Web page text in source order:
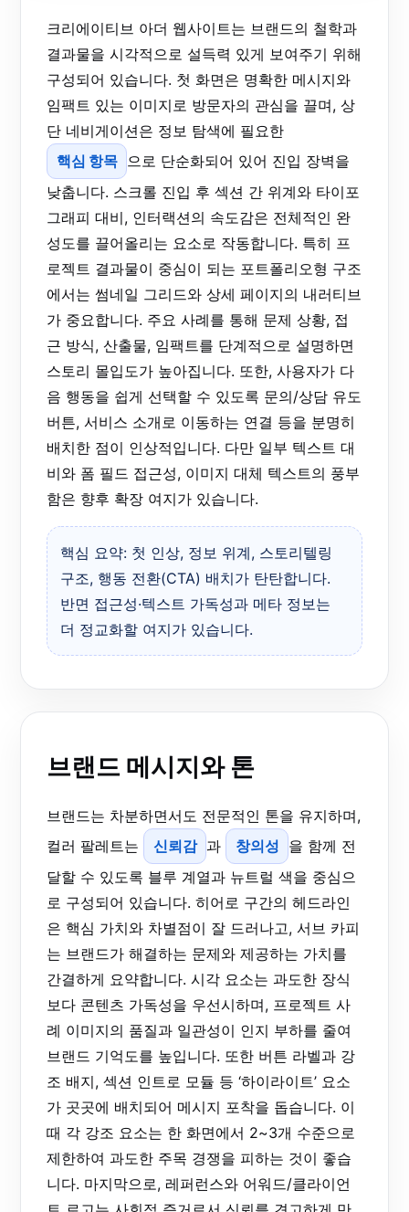
크리에이티브 아더 웹사이트는 브랜드의 철학과
결과물을 시각적으로 설득력 있게 보여주기 위해
구성되어 있습니다. 첫 화면은 명확한 메시지와
임팩트 있는 이미지로 방문자의 관심을 끌며, 상
단 네비게이션은 정보 탐색에 필요한
핵심 항목 으로 단순화되어 있어 진입 장벽을
낮춥니다. 스크롤 진입 후 섹션 간 위계와 타이포
그래피 대비, 인터랙션의 속도감은 전체적인 완
성도를 끌어올리는 요소로 작동합니다. 특히 프
로젝트 결과물이 중심이 되는 포트폴리오형 구조
에서는 썸네일 그리드와 상세 페이지의 내러티브
가 중요합니다. 주요 사례를 통해 문제 상황, 접
근 방식, 산출물, 임팩트를 단계적으로 설명하면
스토리 몰입도가 높아집니다. 또한, 사용자가 다
음 행동을 쉽게 선택할 수 있도록 문의/상담 유도
버튼, 서비스 소개로 이동하는 연결 등을 분명히
배치한 점이 인상적입니다. 다만 일부 텍스트 대
비와 폼 필드 접근성, 이미지 대체 텍스트의 풍부
함은 향후 확장 여지가 있습니다.
핵심 요약: 첫 인상, 정보 위계, 스토리텔링
구조, 행동 전환(CTA) 배치가 탄탄합니다.
반면 접근성·텍스트 가독성과 메타 정보는
더 정교화할 여지가 있습니다.
브랜드 메시지와 톤
브랜드는 차분하면서도 전문적인 톤을 유지하며,
컬러 팔레트는
신뢰감 과 창의성 을 함께 전
달할 수 있도록 블루 계열과 뉴트럴 색을 중심으
로 구성되어 있습니다. 히어로 구간의 헤드라인
은 핵심 가치와 차별점이 잘 드러나고, 서브 카피
는 브랜드가 해결하는 문제와 제공하는 가치를
간결하게 요약합니다. 시각 요소는 과도한 장식
보다 콘텐츠 가독성을 우선시하며, 프로젝트 사
례 이미지의 품질과 일관성이 인지 부하를 줄여
브랜드 기억도를 높입니다. 또한 버튼 라벨과 강
조 배지, 섹션 인트로 모듈 등 ‘하이라이트’ 요소
가 곳곳에 배치되어 메시지 포착을 돕습니다. 이
때 각 강조 요소는 한 화면에서 2~3개 수준으로
제한하여 과도한 주목 경쟁을 피하는 것이 좋습
니다. 마지막으로, 레퍼런스와 어워드/클라이언